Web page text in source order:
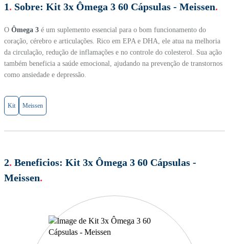
1. Sobre: Kit 3x Ômega 3 60 Cápsulas - Meissen.
O Ômega 3 é um suplemento essencial para o bom funcionamento do
coração, cérebro e articulações. Rico em EPA e DHA, ele atua na melhoria
da circulação, redução de inflamações e no controle do colesterol. Sua ação
também beneficia a saúde emocional, ajudando na prevenção de transtornos
como ansiedade e depressão.
Kit Meissen
2. Beneficios: Kit 3x Ômega 3 60 Cápsulas -
Meissen.